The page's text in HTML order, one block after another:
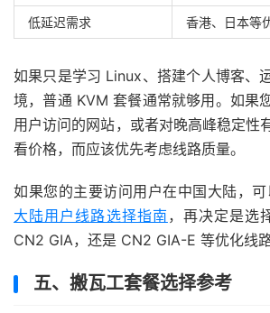
低延迟需求 香港、日本等
如果只是学习 Linux、搭建个人博客、
境，普通 KVM 套餐通常就够用。如果
用户访问的网站，或者对晚高峰稳定性
看价格，而应该优先考虑线路质量。
如果您的主要访问用户在中国大陆，可
大陆用户线路选择指南 ，再决定是选
CN2 GIA，还是 CN2 GIA-E 等优化线路
五、搬瓦工套餐选择参考